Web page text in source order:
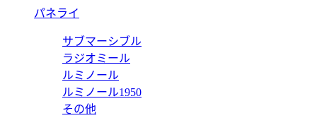
パネライ
サブマーシブル
ラジオミール
ルミノール
ルミノール1950
その他